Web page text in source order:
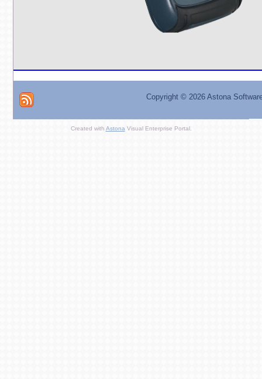
Copyright © 2026 Astona
Created with Astona Visual Enterprise Portal.